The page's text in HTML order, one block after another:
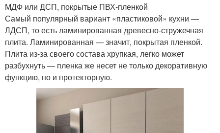
МДФ или ДСП, покрытые ПВХ-пленкой
Самый популярный вариант «пластиковой» кухни —
ЛДСП, то есть ламинированная древесно-стружечная
плита. Ламинированная — значит, покрытая пленкой.
Плита из-за своего состава хрупкая, легко может
разбухнуть — пленка же несет не только декоративную
функцию, но и протекторную.